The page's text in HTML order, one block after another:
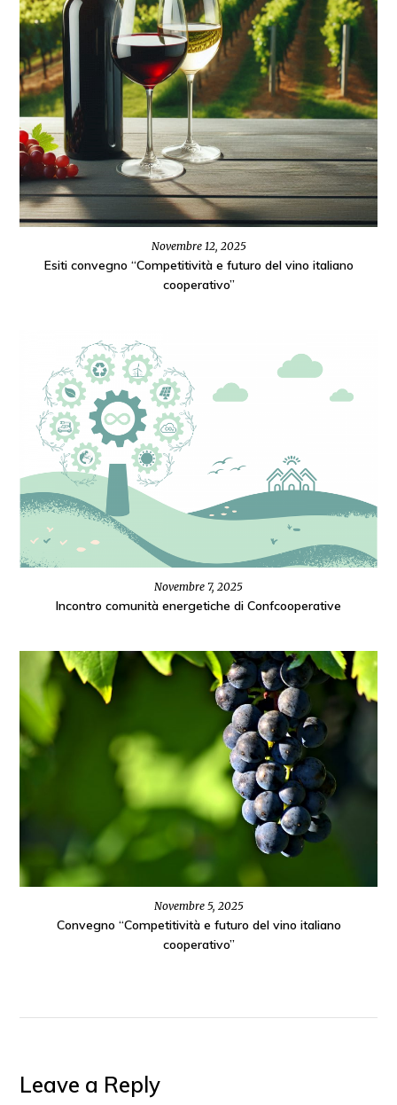
Novembre 12, 2025
Esiti convegno “Competitività e futuro del vino italiano
cooperativo”
Novembre 7, 2025
Incontro comunità energetiche di Confcooperative
Novembre 5, 2025
Convegno “Competitività e futuro del vino italiano
cooperativo”
Leave a Reply